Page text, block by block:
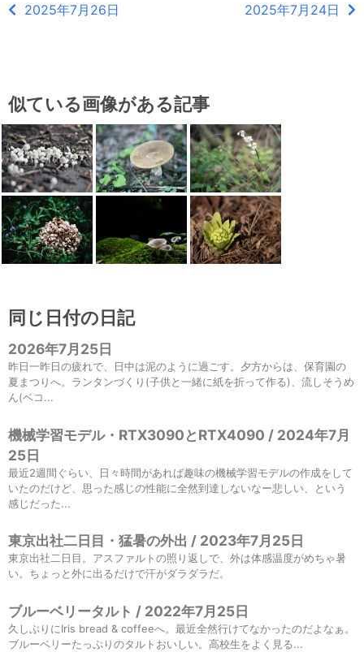
2025年7月26日 2025年7月24日
似ている画像がある記事
同じ日付の日記
2026年7月25日
昨日一昨日の疲れで、日中は泥のように過ごす。夕方からは、保育園の
夏まつりへ。ランタンづくり(子供と一緒に紙を折って作る)、流しそうめ
ん(ベコ...
機械学習モデル・RTX3090とRTX4090 / 2024年7月
25日
最近2週間ぐらい、日々時間があれば趣味の機械学習モデルの作成をして
いたのだけど、思った感じの性能に全然到達しないなー悲しい、という
感じだった...
東京出社二日目・猛暑の外出 / 2023年7月25日
東京出社二日目。アスファルトの照り返しで、外は体感温度がめちゃ暑
い。ちょっと外に出るだけで汗がダラダラだ。
ブルーベリータルト / 2022年7月25日
久しぶりにIris bread & coffeeへ。最近全然行けてなかったのだよなぁ。
ブルーベリーたっぷりのタルトおいしい。高校生をよく見る...